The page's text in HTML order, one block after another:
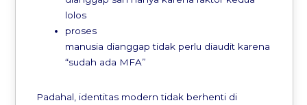
lolos
proses
manusia dianggap tidak perlu diaudit karena
“sudah ada MFA”
Padahal, identitas modern tidak berhenti di